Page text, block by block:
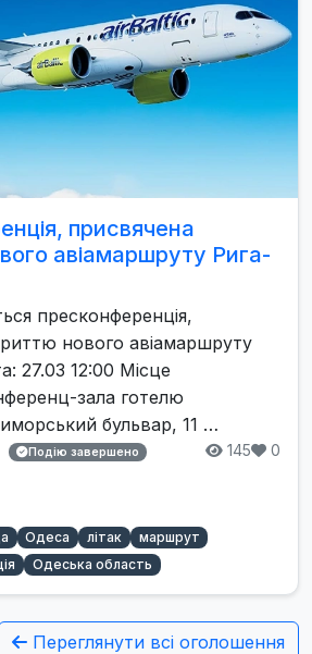
присвячена
авіамаршруту Рига-
пресконференція,
нового авіамаршруту
27.03 12:00 Місце
зала готелю
бульвар, 11 …
Подію завершено 145 0
Одеса літак
маршрут
Одеська область
Переглянути всі оголошення